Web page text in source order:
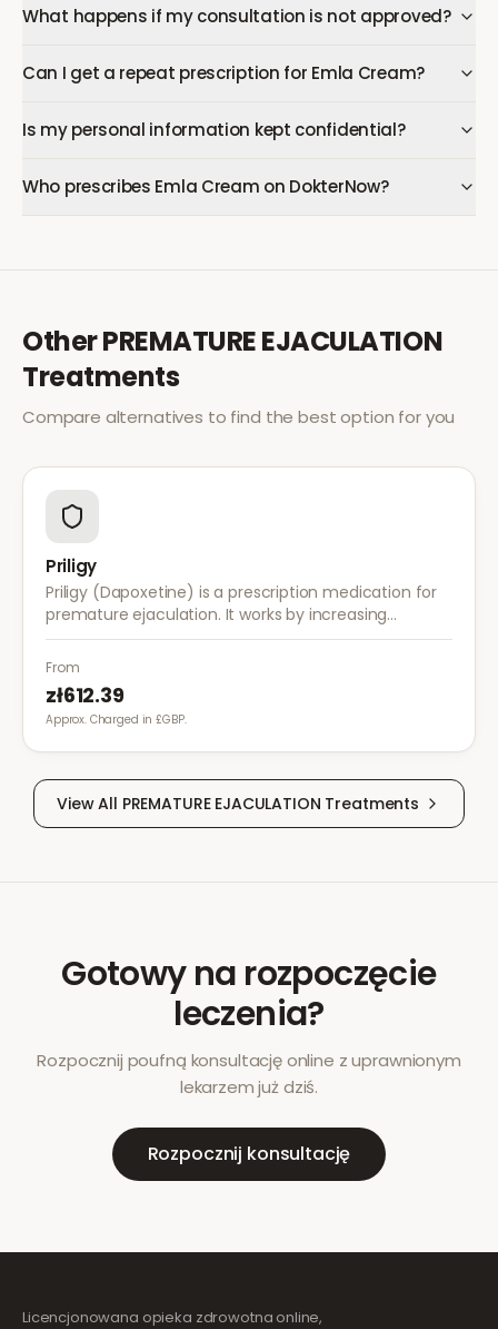
What happens if my consultation is not approved?
Can I get a repeat prescription for Emla Cream?
Is my personal information kept confidential?
Who prescribes Emla Cream on DokterNow?
OtherPREMATURE EJACULATION
Treatments
Compare alternatives to find the best option for you
Priligy
Priligy (Dapoxetine) is a prescription medication for
premature ejaculation. It works by increasing
serotonin activity in the brain, helping to delay
ejaculation and improve control.
From
zł612.39
Approx. Charged in £GBP.
View All PREMATURE EJACULATION Treatments
Gotowy na rozpoczęcie
leczenia?
Rozpocznij poufną konsultację online z uprawnionym
lekarzem już dziś.
Rozpocznij konsultację
Licencjonowana opieka zdrowotna online,